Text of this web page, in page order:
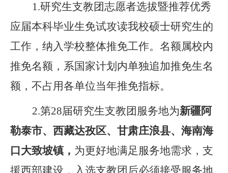
1.研究生支教团志愿者选拔暨推荐优秀
应届本科毕业生免试攻读我校硕士研究生的
工作，纳入学校整体推免工作。 名额属校内
推免名额，系国家计划内单独追加推免生名
额，不占用各单位当年推免指标。
2.第28届研究生支教团服务地为新疆阿
勒泰市、西藏达孜区、甘肃庄浪县、海南海
口大致坡镇， 为更好地满足服务地需求，支
援西部建设，入选支教团后必须接受服务地